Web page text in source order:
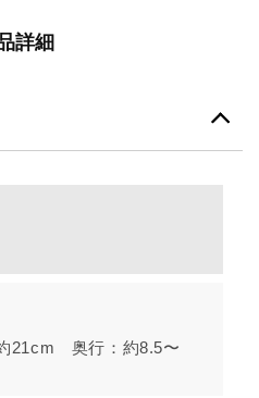
詳細
21cm 奥行：約8.5〜